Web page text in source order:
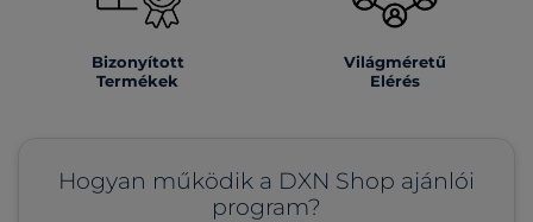
Bizonyított
Termékek
Világméretű
Elérés
Hogyan működik a DXN Shop ajánlói
program?